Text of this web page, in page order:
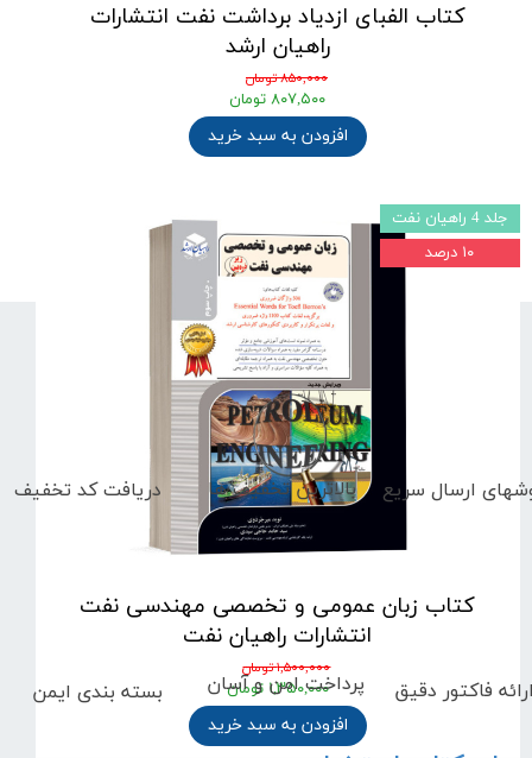
کتاب الفبای ازدیاد برداشت نفت انتشارات
راهیان ارشد
۸۵۰,۰۰۰ تومان
۸۰۷,۵۰۰ تومان
افزودن به سبد خرید
کتاب زبان عمومی و تخصصی مهندسی نفت
انتشارات راهیان نفت
۱,۵۰۰,۰۰۰ تومان
۱,۳۵۰,۰۰۰ تومان
افزودن به سبد خرید
جلد 4 راهیان نفت
۱۰ درصد
ارسال سریع دریافت کد تخفیف بالاترین تخفیف ها
بسته بندی ایمن فاکتور دقیق پرداخت امن و آسان